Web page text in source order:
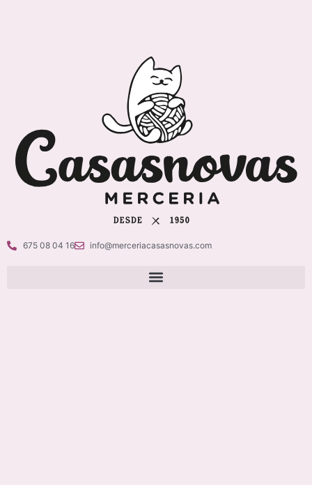
675 08 04 16 info@merceriacasasnovas.com